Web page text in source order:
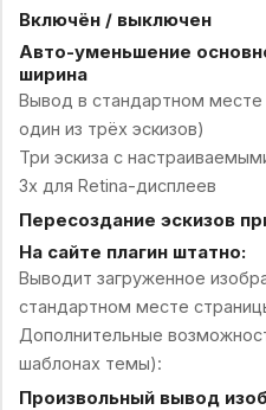
Включён / выключен
Авто-уменьшение
ширина
Вывод в стандартном
один из трёх эскизов)
Три эскиза с
3x для Retina-дисплеев
Пересоздание эскизов
На сайте плагин штатно:
Выводит загруженное
стандартном месте
Дополнительные
шаблонах темы):
Произвольный вывод